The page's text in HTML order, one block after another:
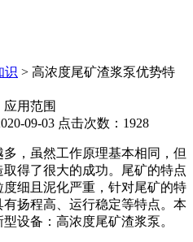
识 > 高浓度尾矿渣浆泵优势特
用范围
09-03 点击次数：1928
，虽然工作原理基本相同，但
得了很大的成功。尾矿的特点
细且泥化严重，针对尾矿的特
扬程高、运行稳定等特点。本
设备：高浓度尾矿渣浆泵。